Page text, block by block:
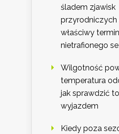
śladem zjawisk
przyrodniczych
właściwy
nietrafionego
Wilgotność
temperatura
jak sprawdzić
wyjazdem
Kiedy poza